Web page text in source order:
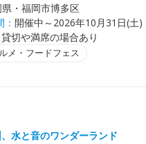
・福岡市博多区
開催中～2026年10月31日(
切や満席の場合あり
メ・フードフェス
水と音のワンダーランド